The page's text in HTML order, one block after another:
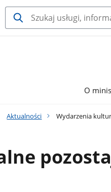
O
Aktualności Wydarzenia